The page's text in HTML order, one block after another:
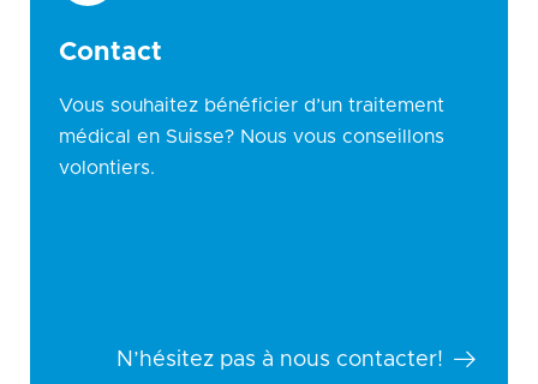
Contact
Vous souhaitez bénéficier d’un traitement
médical en Suisse? Nous vous conseillons
volontiers.
N’hésitez pas à nous contacter!